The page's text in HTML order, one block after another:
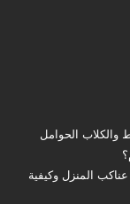
والكلاب الحوامل
المنزل وكيفية